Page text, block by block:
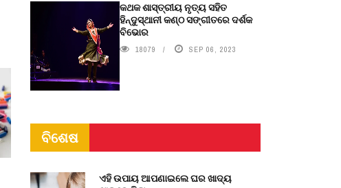
କଥକ ଶାସ୍ତ୍ରୀୟ ନୃତ୍ୟ ସହିତ
ହିନ୍ଦୁସ୍ଥାନୀ କଣ୍ଠ ସଙ୍ଗୀତରେ ଦର୍ଶକ
ବିଭୋର
18079 SEP 06, 2023
ବିଶେଷ
ଏହି ଉପାୟ ଆପଣାଇଲେ ଘର ଖାଦ୍ୟ